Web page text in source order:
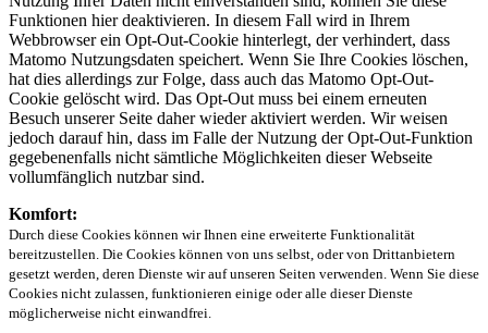
Funktionen hier deaktivieren. In diesem Fall wird in Ihrem
Webbrowser ein Opt-Out-Cookie hinterlegt, der verhindert, dass
Matomo Nutzungsdaten speichert. Wenn Sie Ihre Cookies löschen,
hat dies allerdings zur Folge, dass auch das Matomo Opt-Out-
Cookie gelöscht wird. Das Opt-Out muss bei einem erneuten
Besuch unserer Seite daher wieder aktiviert werden. Wir weisen
jedoch darauf hin, dass im Falle der Nutzung der Opt-Out-Funktion
gegebenenfalls nicht sämtliche Möglichkeiten dieser Webseite
vollumfänglich nutzbar sind.
Komfort:
Durch diese Cookies können wir Ihnen eine erweiterte Funktionalität
bereitzustellen. Die Cookies können von uns selbst, oder von Drittanbietern
gesetzt werden, deren Dienste wir auf unseren Seiten verwenden. Wenn Sie diese
Cookies nicht zulassen, funktionieren einige oder alle dieser Dienste
möglicherweise nicht einwandfrei.